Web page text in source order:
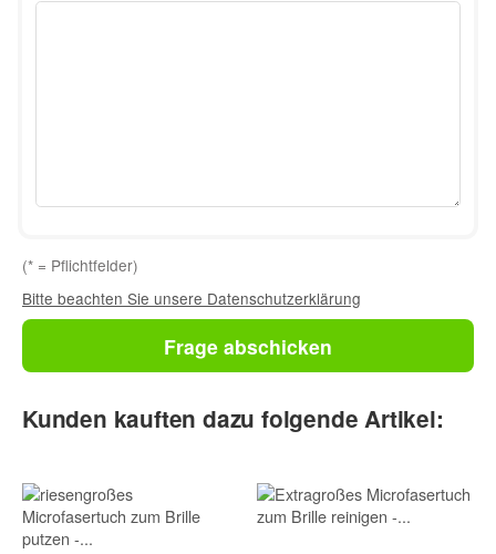
(* = Pflichtfelder)
Bitte beachten Sie unsere Datenschutzerklärung
Frage abschicken
Kunden kauften dazu folgende Artikel: